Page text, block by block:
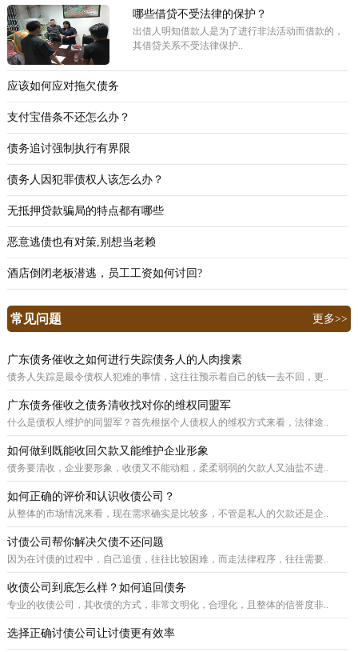
哪些借贷不受法律的保护？
出借人明知借款人是为了进行非法活动而借款的，
其借贷关系不受法律保护..
应该如何应对拖欠债务
支付宝借条不还怎么办？
债务追讨强制执行有界限
债务人因犯罪债权人该怎么办？
无抵押贷款骗局的特点都有哪些
恶意逃债也有对策,别想当老赖
酒店倒闭老板潜逃，员工工资如何讨回?
常见问题 更多>>
广东债务催收之如何进行失踪债务人的人肉搜素
债务人失踪是最令债权人犯难的事情，这往往预示着自己的钱一去不回，更..
广东债务催收之债务清收找对你的维权同盟军
什么是债权人维护的同盟军？首先根据个人债权人的维权方式来看，法律途..
如何做到既能收回欠款又能维护企业形象
债务要清收，企业要形象，收债又不能动粗，柔柔弱弱的欠款人又油盐不进..
如何正确的评价和认识收债公司？
从整体的市场情况来看，现在需求确实是比较多，不管是私人的欠款还是企..
讨债公司帮你解决欠债不还问题
因为在讨债的过程中，自己追债，往往比较困难，而走法律程序，往往需要..
收债公司到底怎么样？如何追回债务
专业的收债公司，其收债的方式，非常文明化，合理化，且整体的信誉度非..
选择正确讨债公司让讨债更有效率